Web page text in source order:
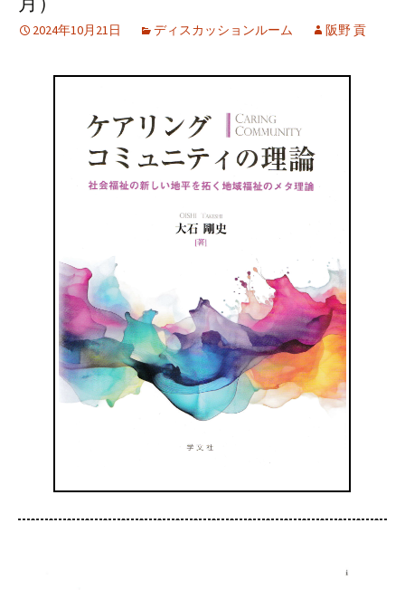
2024年10月21日 ディスカッションルーム 阪野 貢